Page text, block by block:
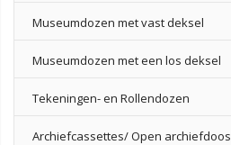
Museumdozen met vast deksel
Museumdozen met een los deksel
Tekeningen- en Rollendozen
Archiefcassettes/ Open archiefdoos